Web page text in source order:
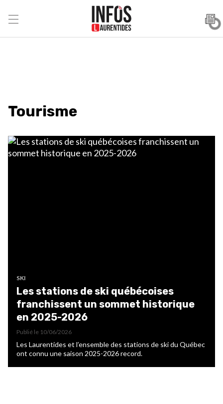
Tourisme
SKI
Les stations de ski québécoises
franchissent un sommet historique
en 2025-2026
Publié le 10/06/2026
Les Laurentides et l’ensemble des stations de ski du Québec
ont connu une saison 2025-2026 record.